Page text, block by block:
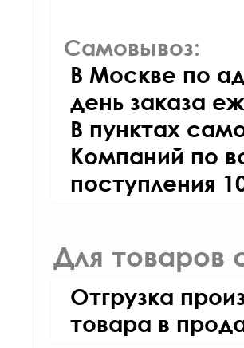
Самовывоз:
В Москве по
день заказа
В пунктах
Компаний по
поступления
Для товаров
Отгрузка
товара в